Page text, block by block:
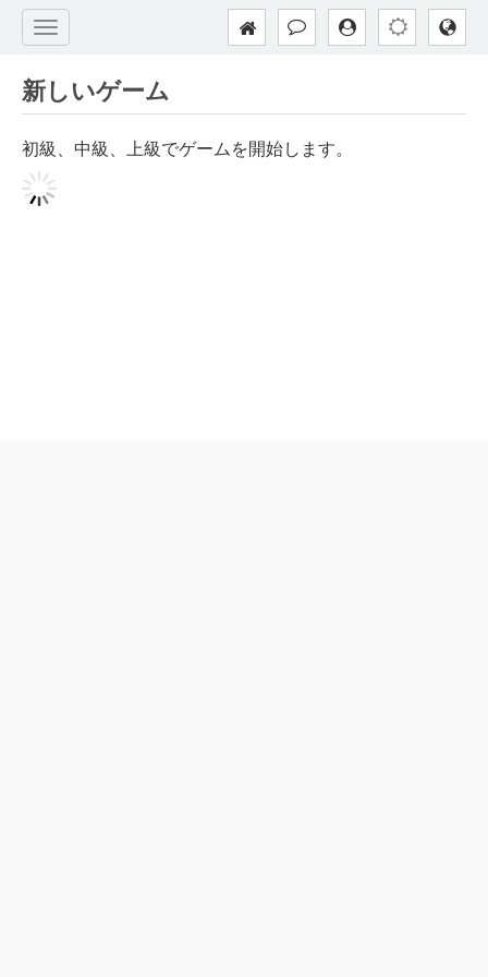
新しいゲーム
初級、中級、上級でゲームを開始します。